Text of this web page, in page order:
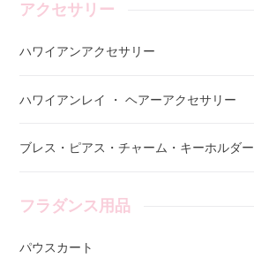
アクセサリー
ハワイアンアクセサリー
ハワイアンレイ ・ ヘアーアクセサリー
ブレス・ピアス・チャーム・キーホルダー
フラダンス用品
パウスカート